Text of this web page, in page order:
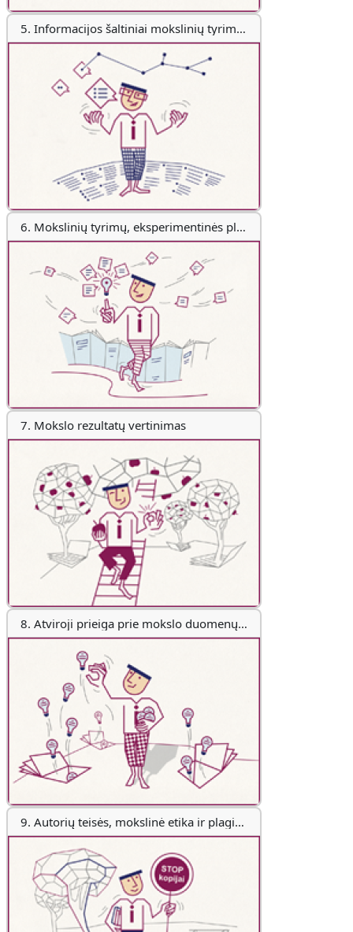
5. Informacijos šaltiniai mokslinių tyrimų, eksperimentinės plėtros ir inovacijų (MTEPI) komunikacijos procese
6. Mokslinių tyrimų, eksperimentinės plėtros ir inovacijų (MTEPI) komunikacijos naujovės
7. Mokslo rezultatų vertinimas
8. Atviroji prieiga prie mokslo duomenų ir publikacijų
9. Autorių teisės, mokslinė etika ir plagiato prevencija